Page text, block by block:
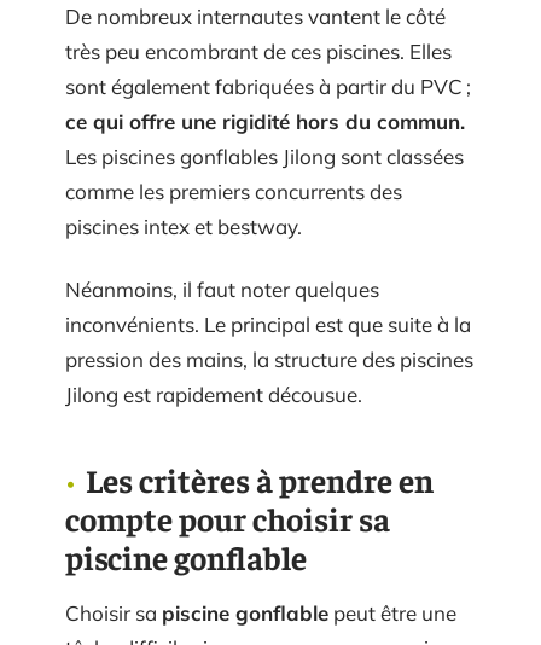
De nombreux internautes vantent le côté
très peu encombrant de ces piscines. Elles
sont également fabriquées à partir du PVC ;
ce qui offre une rigidité hors du commun.
Les piscines gonflables Jilong sont classées
comme les premiers concurrents des
piscines intex et bestway.
Néanmoins, il faut noter quelques
inconvénients. Le principal est que suite à la
pression des mains, la structure des piscines
Jilong est rapidement décousue.
Les critères à prendre en
compte pour choisir sa
piscine gonflable
Choisir sa piscine gonflable peut être une